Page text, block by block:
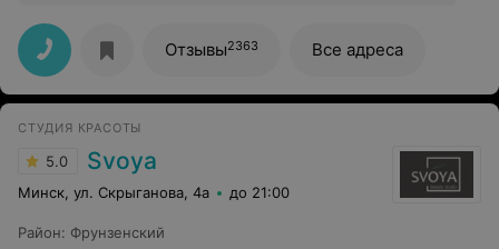
Отзывы2363 Все адреса
СТУДИЯ КРАСОТЫ
5.0 Svoya
Минск, ул. Скрыганова, 4а до 21:00
Район: Фрунзенский